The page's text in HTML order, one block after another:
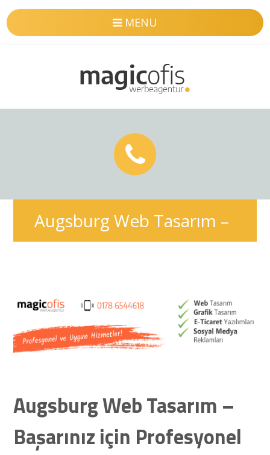
MENU
Augsburg Web Tasarım –
Web Siteleri
Augsburg Web Tasarım –
Başarınız için Profesyonel